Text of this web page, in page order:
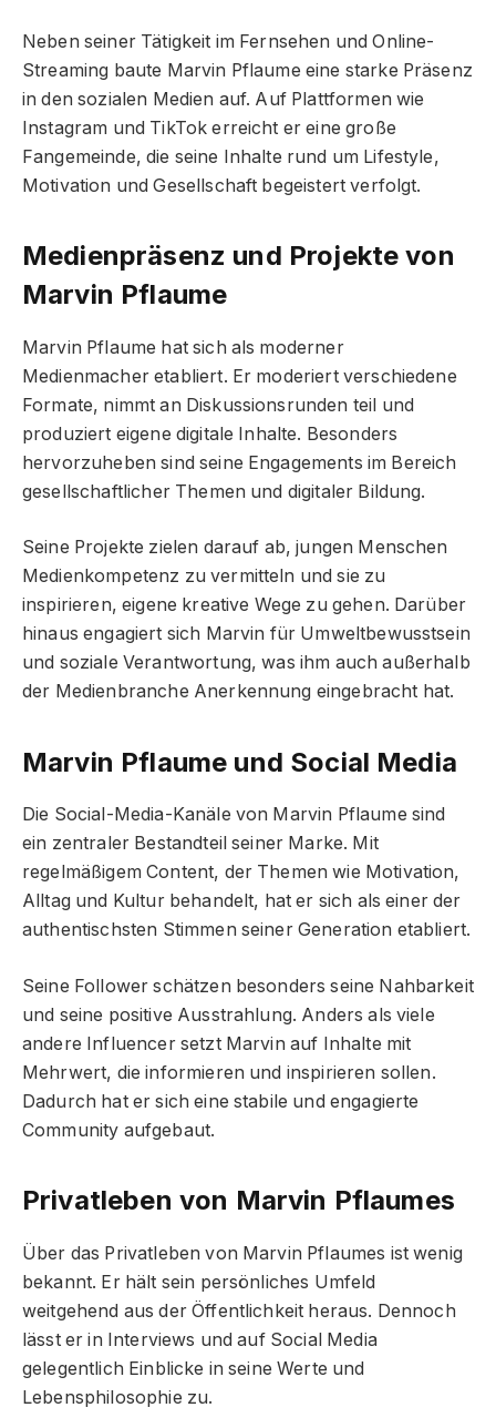
Neben seiner Tätigkeit im Fernsehen und Online-
Streaming baute Marvin Pflaume eine starke Präsenz
in den sozialen Medien auf. Auf Plattformen wie
Instagram und TikTok erreicht er eine große
Fangemeinde, die seine Inhalte rund um Lifestyle,
Motivation und Gesellschaft begeistert verfolgt.
Medienpräsenz und Projekte von
Marvin Pflaume
Marvin Pflaume hat sich als moderner
Medienmacher etabliert. Er moderiert verschiedene
Formate, nimmt an Diskussionsrunden teil und
produziert eigene digitale Inhalte. Besonders
hervorzuheben sind seine Engagements im Bereich
gesellschaftlicher Themen und digitaler Bildung.
Seine Projekte zielen darauf ab, jungen Menschen
Medienkompetenz zu vermitteln und sie zu
inspirieren, eigene kreative Wege zu gehen. Darüber
hinaus engagiert sich Marvin für Umweltbewusstsein
und soziale Verantwortung, was ihm auch außerhalb
der Medienbranche Anerkennung eingebracht hat.
Marvin Pflaume und Social Media
Die Social-Media-Kanäle von Marvin Pflaume sind
ein zentraler Bestandteil seiner Marke. Mit
regelmäßigem Content, der Themen wie Motivation,
Alltag und Kultur behandelt, hat er sich als einer der
authentischsten Stimmen seiner Generation etabliert.
Seine Follower schätzen besonders seine Nahbarkeit
und seine positive Ausstrahlung. Anders als viele
andere Influencer setzt Marvin auf Inhalte mit
Mehrwert, die informieren und inspirieren sollen.
Dadurch hat er sich eine stabile und engagierte
Community aufgebaut.
Privatleben von Marvin Pflaumes
Über das Privatleben von Marvin Pflaumes ist wenig
bekannt. Er hält sein persönliches Umfeld
weitgehend aus der Öffentlichkeit heraus. Dennoch
lässt er in Interviews und auf Social Media
gelegentlich Einblicke in seine Werte und
Lebensphilosophie zu.